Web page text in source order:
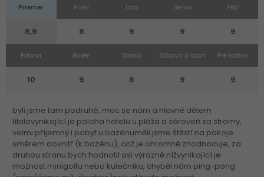
Priemer
8,9
Hotel
8
Izba
9
Servis
9
Pláž
9
Poloha
10
Bazén
9
Strava
8
Zábava a šport
9
Pre rodiny
9
byli jsme tam podruhé, moc se nám a hlavně dětem
líbilovynikající je poloha hotelu u pláža a zároveň za stromy,
velmi příjemný i pobyt u bazénuměli jsme štěstí na pokoje
směrem dovnitř (k bazénu), což je ohromně zhodnocuje, za
druhou stranu bych hodnotil asi výrazně nížvynikající je
možnost minigolfu nebo kulečníku, chyběl nám ping-pong